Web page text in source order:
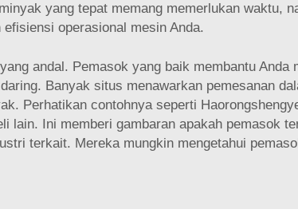
yang tepat memang memerlukan waktu,
operasional mesin Anda.
andal. Pemasok yang baik membantu Anda
Banyak situs menawarkan pemesanan
Perhatikan contohnya seperti
Ini memberi gambaran apakah pemasok
terkait. Mereka mungkin mengetahui